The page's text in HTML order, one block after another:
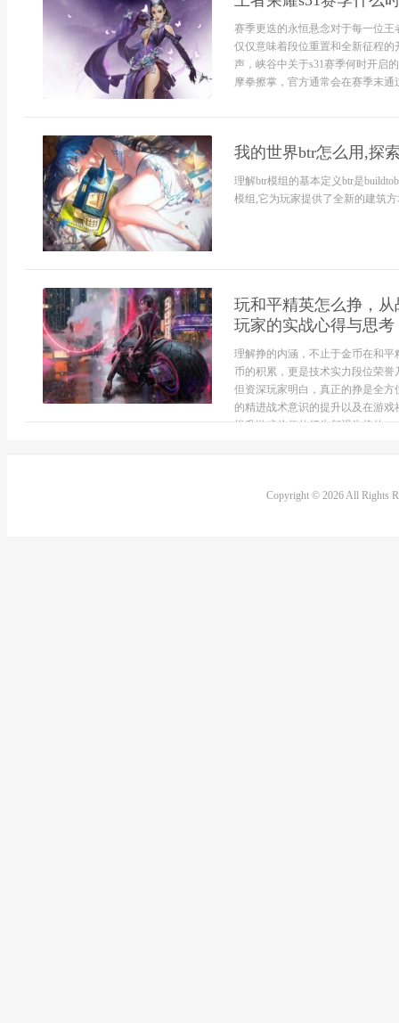
赛季更迭的永恒悬念对于每一位
仅仅意味着段位重置和全新征程
声，峡谷中关于s31赛季何时开启
摩拳擦掌，官方通常会在赛季末
我的世界btr怎么用,探
理解btr模组的基本定义btr是
模组,它为玩家提供了全新的建筑
玩和平精英怎么挣，
玩家的实战心得与思考
理解挣的内涵，不止于金币在和
币的积累，更是技术实力段位荣
但资深玩家明白，真正的挣是全
的精进战术意识的提升以及在游
提升游戏价值的行为都视为挣的...
Copyright © 2026 All Rights